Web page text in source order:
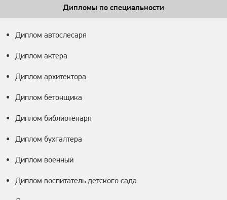
Дипломы по специальности
Диплом автослесаря
Диплом актера
Диплом архитектора
Диплом бетонщика
Диплом библиотекаря
Диплом бухгалтера
Диплом военный
Диплом воспитатель детского сада